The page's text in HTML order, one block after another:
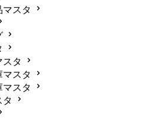
マスタ
スタ
マスタ
マスタ
タ